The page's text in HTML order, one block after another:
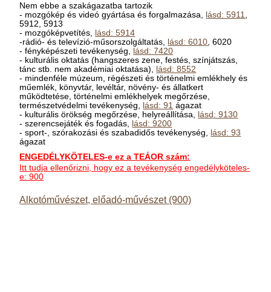
Nem ebbe a szakágazatba tartozik
- mozgókép és videó gyártása és forgalmazása, lásd: 5911
5912, 5913
- mozgóképvetítés, lásd: 5914
-rádió- és televízió-műsorszolgáltatás, lásd: 6010 , 6020
- fényképészeti tevékenység, lásd: 7420
- kulturális oktatás (hangszeres zene, festés, színjátszás,
tánc stb. nem akadémiai oktatása), lásd: 8552
- mindenféle múzeum, régészeti és történelmi emlékhely és
műemlék, könyvtár, levéltár, növény- és állatkert
működtetése, történelmi emlékhelyek megőrzése,
természetvédelmi tevékenység, lásd: 91 ágazat
- kulturális örökség megőrzése, helyreállítása, lásd: 9130
- szerencsejáték és fogadás, lásd: 9200
- sport-, szórakozási és szabadidős tevékenység, lásd: 93
ágazat
ENGEDÉLYKÖTELES-e ez a TEÁOR szám:
Itt tudja ellenőrizni, hogy ez a tevékenység engedélyköteles-
e: 900
Alkotóművészet, előadó-művészet (900)